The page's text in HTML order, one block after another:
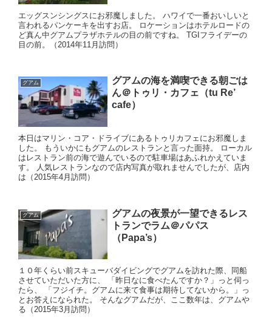
エッグスンシングスにお邪魔しました。 ハワイで一番おいしいと
言われるパンケーキを出すお店。 ロケーションはホテルロードの
ど真ん中グアムプラザホテルの目の前ですね。 TGIフライデーの
目の前。（2014年11月訪問）
グアム
グアムの海を満喫できる朝ごは
ん＠トゥリ・カフェ（tu Re’
cafe）
本日はマリン・コア・ドライブにあるトゥリカフェにお邪魔しま
した。 もういかにもグアムのレストランと言った面持。 ローカル
はレストラン前の海で遊んでいるので駐車場はあふれかえていま
す。 人気レストランなので店内写真が取れませんでしたが、店内
は（2015年4月訪問）
グアム
グアムの夜景が一望できるレス
トランでラム＠パパス
（Papa’s）
１０年くらい前スキューバダイビングでグアムを訪れた際、同船
させていただいた方に、 「昨日なに食べたんですか？」っと伺っ
たら、 「フジイチ。グアムに来て食事は期待してないから。」っ
とお答えになられた。 そんなグアムだが、ここ数年は、グアムや
る（2015年3月訪問）